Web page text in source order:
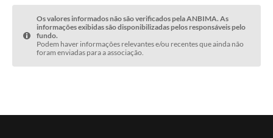
Os valores informados não são verificados pela ANBIMA. As
informações exibidas são disponibilizadas pelos responsáveis pelo
fundo.
Podem haver informações relevantes e/ou recentes que ainda não
foram enviadas para a associação.